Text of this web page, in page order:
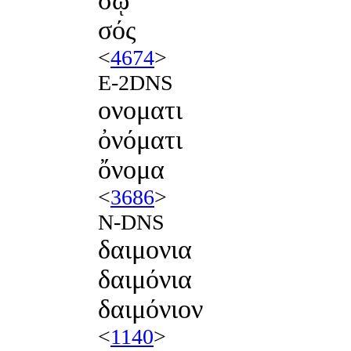
σός
<4674>
E-2DNS
ονοματι
ὀνόματι
ὄνομα
<3686>
N-DNS
δαιμονια
δαιμόνια
δαιμόνιον
<1140>